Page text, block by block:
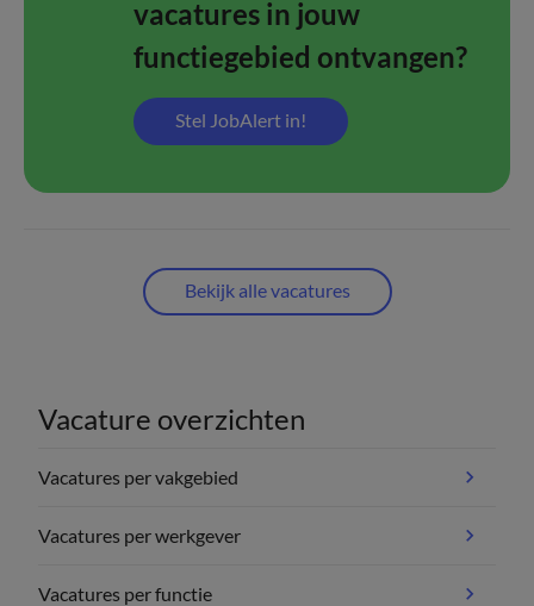
vacatures in jouw
functiegebied ontvangen?
Stel JobAlert in!
Bekijk alle vacatures
Vacature overzichten
Vacatures per vakgebied
Vacatures per werkgever
Vacatures per functie